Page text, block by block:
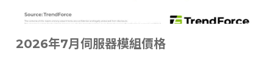
2026年7月伺服器模組價格